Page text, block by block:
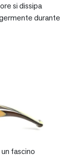
si dissipa
durante
fascino